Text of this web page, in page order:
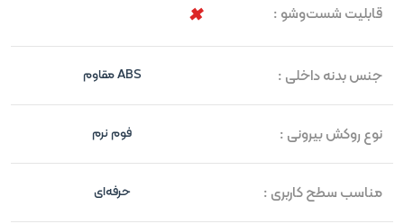
قابلیت شست‌وشو :
جنس بدنه داخلی : ABS مقاوم
نوع روکش بیرونی : فوم نرم
مناسب سطح کاربری : حرفه‌ای